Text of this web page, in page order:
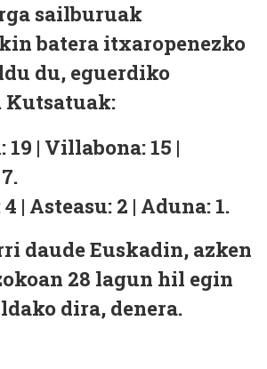
sailburuak
batera itxaropenezko
du, eguerdiko
Kutsatuak:
| Villabona: 15 |
| Asteasu: 2 | Aduna: 1.
daude Euskadin, azken
28 lagun hil egin
dira, denera.